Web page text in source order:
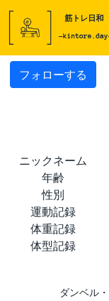
フォローする
ニックネーム
年齢
性別
運動記録
体重記録
体型記録
ダンベル